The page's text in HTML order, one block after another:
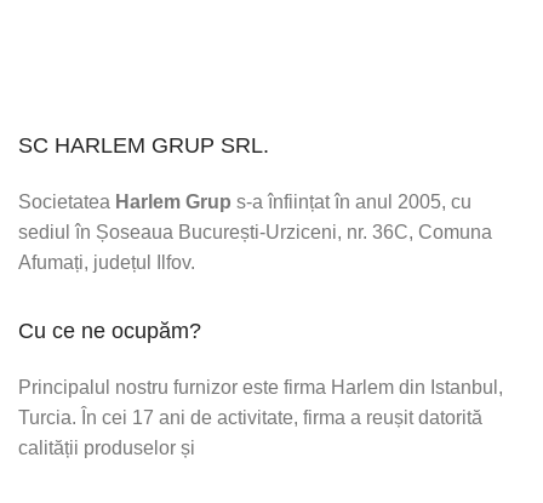
SC HARLEM GRUP SRL.
Societatea Harlem Grup s-a înființat în anul 2005, cu
sediul în Șoseaua București-Urziceni, nr. 36C, Comuna
Afumați, județul Ilfov.
Cu ce ne ocupăm?
Principalul nostru furnizor este firma Harlem din Istanbul,
Turcia. În cei 17 ani de activitate, firma a reușit datorită
calității produselor și